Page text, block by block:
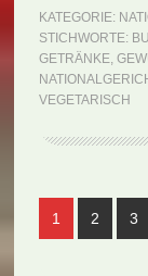
KATEGORIE:
STICHWORTE:
GETRÄNKE,
VEGETARISCH
Seite
1 Seite
2 3